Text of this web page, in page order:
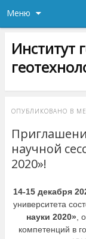
Меню
Институт
ОПУБЛИКОВАНО В
научной
2020»!
14-15 декабря
университета
науки 2020» ,
компетенций в